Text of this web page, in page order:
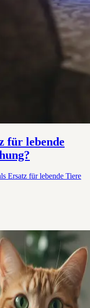
für lebende
Ersatz für lebende Tiere